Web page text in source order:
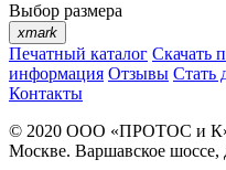
Выбор размера
xmark
Печатный каталог Скачать
информация Отзывы Стать
Контакты
© 2020 ООО «ПРОТОС и
Москве. Варшавское шоссе,